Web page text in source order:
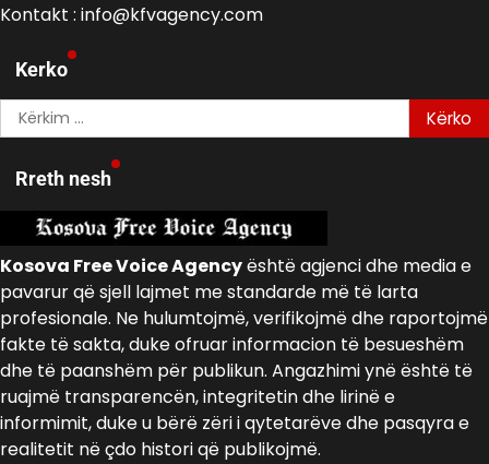
Kontakt : info@kfvagency.com
Kerko
Kërko
për:
Rreth nesh
Kosova Free Voice Agencyështë agjenci dhe media e
pavarur që sjell lajmet me standarde më të larta
profesionale. Ne hulumtojmë, verifikojmë dhe raportojmë
fakte të sakta, duke ofruar informacion të besueshëm
dhe të paanshëm për publikun. Angazhimi ynë është të
ruajmë transparencën, integritetin dhe lirinë e
informimit, duke u bërë zëri i qytetarëve dhe pasqyra e
realitetit në çdo histori që publikojmë.